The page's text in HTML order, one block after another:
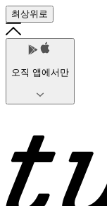
최상위로
오직 앱에서만